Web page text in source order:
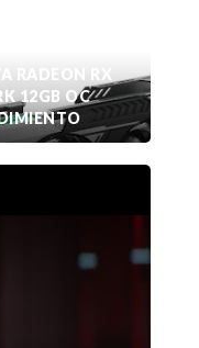
RADEON RX
12GB OC